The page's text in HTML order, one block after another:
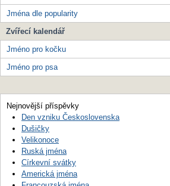
Jména dle popularity
Zvířecí kalendář
Jméno pro kočku
Jméno pro psa
Nejnovější příspěvky
Den vzniku Československa
Dušičky
Velikonoce
Ruská jména
Církevní svátky
Americká jména